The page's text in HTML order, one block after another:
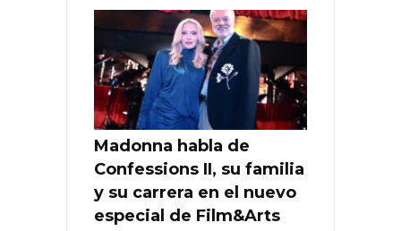
Madonna habla de
Confessions II, su familia
y su carrera en el nuevo
especial de Film&Arts